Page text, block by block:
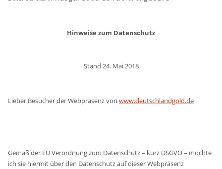
Hinweise zum Datenschutz
Stand 24. Mai 2018
Lieber Besucher der Webpräsenz vonwww.deutschlandgold.de
Gemäß der EU Verordnung zum Datenschutz – kurz DSGVO – möchte
ich sie hiermit über den Datenschutz auf dieser Webpräsenz